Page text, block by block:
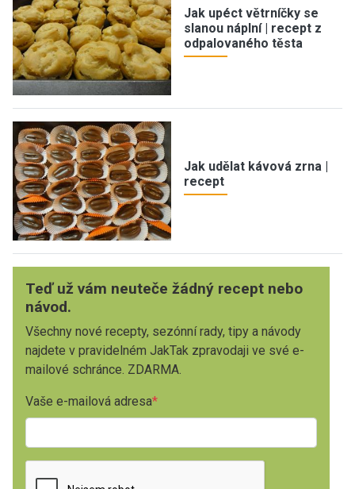
Jak upéct větrníčky se
slanou náplní | recept z
odpalovaného těsta
Jak udělat kávová zrna |
recept
Teď už vám neuteče žádný recept nebo
návod.
Všechny nové recepty, sezónní rady, tipy a návody
najdete v pravidelném JakTak zpravodaji ve své e-
mailové schránce. ZDARMA.
Vaše e-mailová adresa